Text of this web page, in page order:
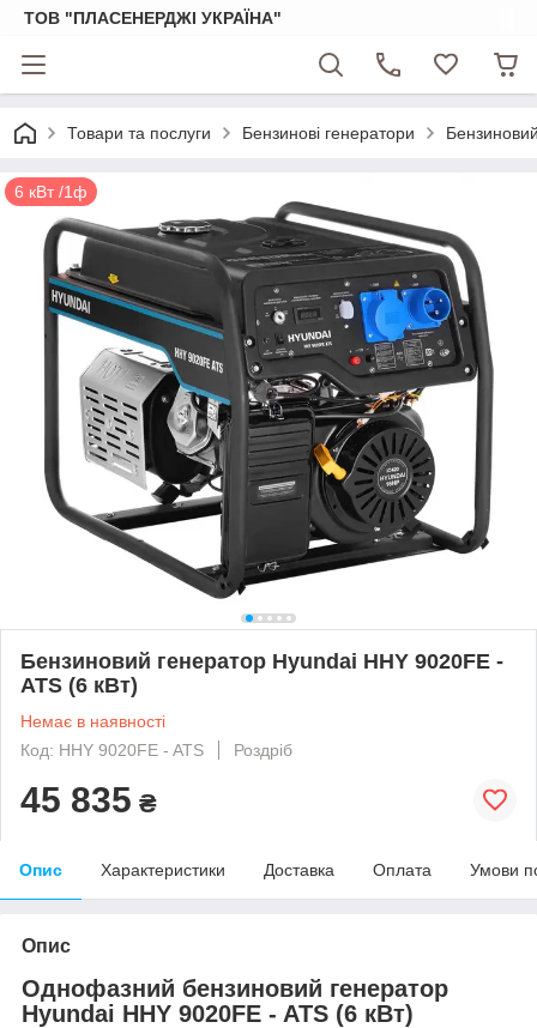
ТОВ "ПЛАСЕНЕРДЖІ УКРАЇНА"
Товари та послуги Бензинові генератори
6 кВт /1ф
Бензиновий генератор Hyundai HHY 9020FE -
ATS (6 кВт)
Немає в наявності
Код: HHY 9020FE - ATS
Роздріб
45 835 ₴
Опис Характеристики Доставка Оплата Умови
Опис
Однофазний бензиновий генератор
Hyundai HHY 9020FE - ATS (6 кВт)